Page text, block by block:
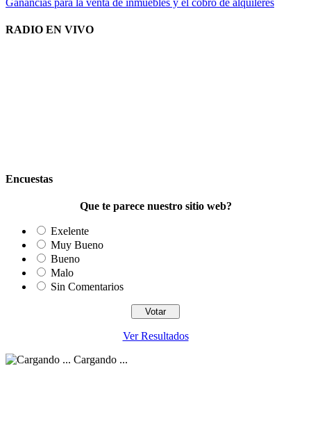
RADIO EN VIVO
Encuestas
Que te parece nuestro sitio web?
Exelente
Muy Bueno
Bueno
Malo
Sin Comentarios
Ver Resultados
Cargando ...